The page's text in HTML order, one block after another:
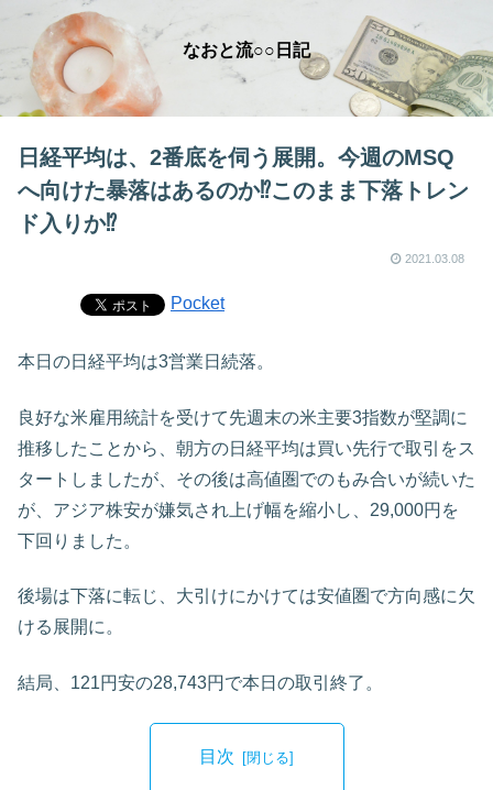
なおと流○○日記
日経平均は、2番底を伺う展開。今週のMSQ
へ向けた暴落はあるのか⁉このまま下落トレン
ド入りか⁉
2021.03.08
Pocket
本日の日経平均は3営業日続落。
良好な米雇用統計を受けて先週末の米主要3指数が堅調に
推移したことから、朝方の日経平均は買い先行で取引をス
タートしましたが、その後は高値圏でのもみ合いが続いた
が、アジア株安が嫌気され上げ幅を縮小し、29,000円を
下回りました。
後場は下落に転じ、大引けにかけては安値圏で方向感に欠
ける展開に。
結局、121円安の28,743円で本日の取引終了。
目次